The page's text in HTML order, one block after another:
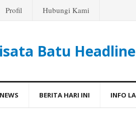
Profil Hubungi Kami
Batu
NEWS BERITA HARI INI INFO